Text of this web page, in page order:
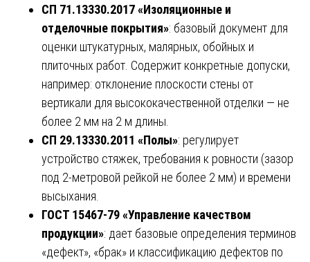
СП 71.13330.2017 «Изоляционные и
отделочные покрытия»: базовый документ для
оценки штукатурных, малярных, обойных и
плиточных работ. Содержит конкретные допуски,
например: отклонение плоскости стены от
вертикали для высококачественной отделки — не
более 2 мм на 2 м длины.
СП 29.13330.2011 «Полы»: регулирует
устройство стяжек, требования к ровности (зазор
под 2-метровой рейкой не более 2 мм) и времени
высыхания.
ГОСТ 15467-79 «Управление качеством
продукции»: дает базовые определения терминов
«дефект», «брак» и классификацию дефектов по